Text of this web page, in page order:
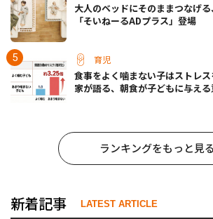
大人のベッドにそのままつなげ
「そいねーるADプラス」登場
育児
食事をよく噛まない子はストレ
家が語る、朝食が子どもに与え
ランキングをもっと見る
新着記事 LATEST ARTICLE